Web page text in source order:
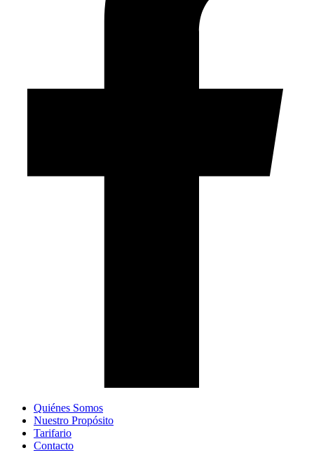
Quiénes Somos
Nuestro Propósito
Tarifario
Contacto